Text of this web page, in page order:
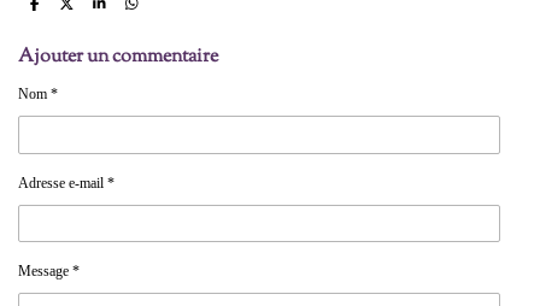
P
t
a
e
P
t
a
P
t
P
t
Ajouter un commentaire
Nom *
Adresse e-mail *
Message *